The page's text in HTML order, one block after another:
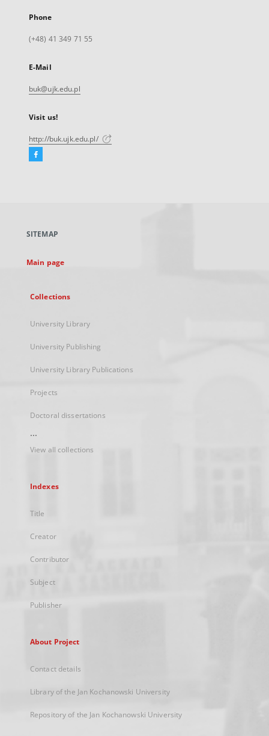
Phone
(+48) 41 349 71 55
E-Mail
buk@ujk.edu.pl
Visit us!
http://buk.ujk.edu.pl/
Facebook
new
SITEMAP
Main page
Collections
University Library
University Publishing
University Library Publications
Projects
Doctoral dissertations
...
View all collections
Indexes
Title
Creator
Contributor
Subject
Publisher
About Project
Contact details
Library of the Jan Kochanowski University
Repository of the Jan Kochanowski University